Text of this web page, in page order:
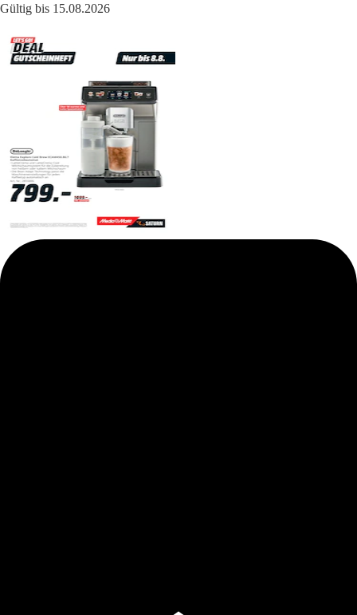
Gültig bis 15.08.2026